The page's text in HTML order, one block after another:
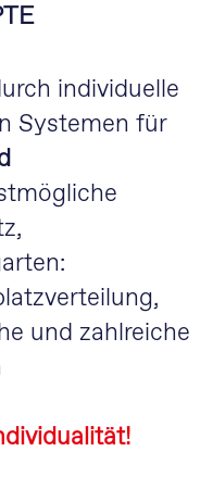
individuelle
Systemen für
und zahlreiche